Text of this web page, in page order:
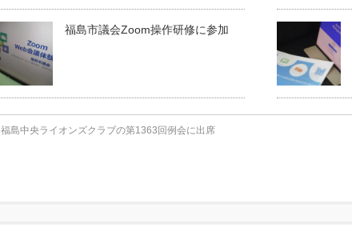
福島市議会Zoom操作研修に参加
福島中央ライオンズクラブの第1363回例会に出席